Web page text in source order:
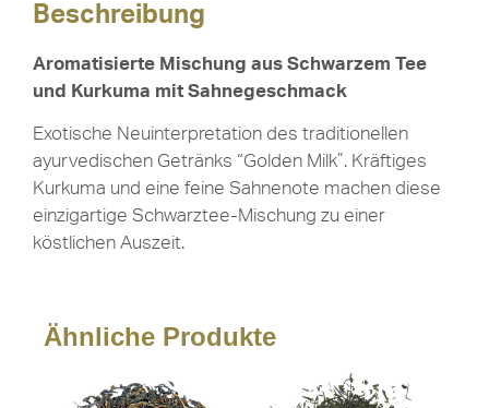
Beschreibung
Aromatisierte Mischung aus Schwarzem Tee
und Kurkuma mit Sahnegeschmack
Exotische Neuinterpretation des traditionellen
ayurvedischen Getränks “Golden Milk”. Kräftiges
Kurkuma und eine feine Sahnenote machen diese
einzigartige Schwarztee-Mischung zu einer
köstlichen Auszeit.
Ähnliche Produkte